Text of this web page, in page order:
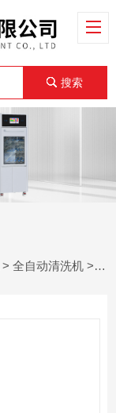
搜索
>全自动清洗机 > SNH-CSB-240L超声波清洗机